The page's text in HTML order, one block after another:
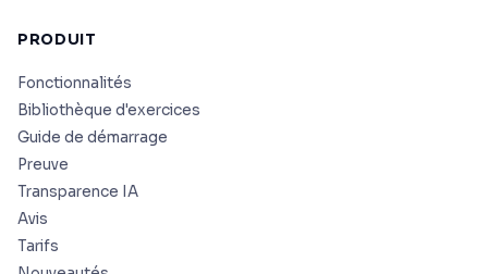
PRODUIT
Fonctionnalités
Bibliothèque d'exercices
Guide de démarrage
Preuve
Transparence IA
Avis
Tarifs